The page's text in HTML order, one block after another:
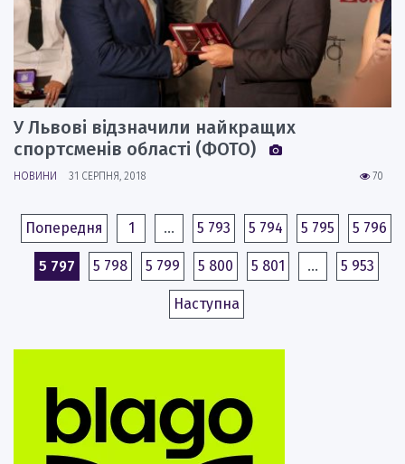
У Львові відзначили найкращих
спортсменів області (ФОТО)
70
НОВИНИ 31 СЕРПНЯ, 2018
Попередня 1 … 5 793 5 794 5 795 5 796
5 797 5 798 5 799 5 800 5 801 … 5 953
Наступна